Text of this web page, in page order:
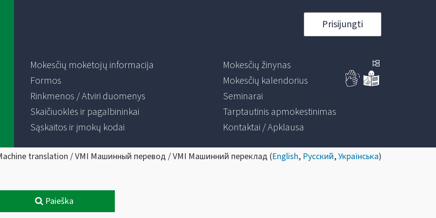
Prisijungti
Mokesčių mokėtojų informacija
Formos
Rinkmenos / Atviri duomenys
Skaičiuoklės ir pagalbininkai
Sąskaitos ir įmokų kodai
Mokesčių žinynas
Mokesčių kalendorius
Seminarai
Tarptautinis apmokestinimas
Kontaktai / Apklausa
translation / VMI Машинный перевод / VMI Машинний переклад (English, Русский,Українська)
Paieška